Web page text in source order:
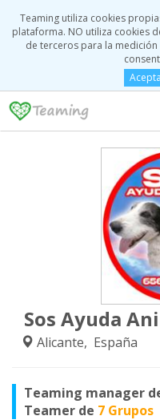
Teaming utiliza cookies
plataforma. NO utiliza cookies
de terceros para la medición
Sos Ayuda
Alicante, España
Teaming manager
Teamer de 7 Grupos